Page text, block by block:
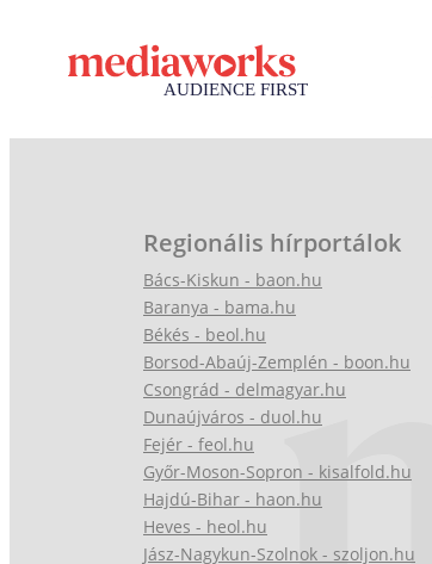
Regionális hírportálok
Bács-Kiskun - baon.hu
Baranya - bama.hu
Békés - beol.hu
Borsod-Abaúj-Zemplén - boon.hu
Csongrád - delmagyar.hu
Dunaújváros - duol.hu
Fejér - feol.hu
Győr-Moson-Sopron - kisalfold.hu
Hajdú-Bihar - haon.hu
Heves - heol.hu
Jász-Nagykun-Szolnok - szoljon.hu